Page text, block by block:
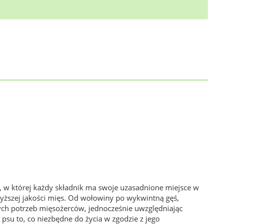
której każdy składnik ma swoje uzasadnione miejsce w
jakości mięs. Od wołowiny po wykwintną gęś,
potrzeb mięsożerców, jednocześnie uwzględniając
to, co niezbędne do życia w zgodzie z jego